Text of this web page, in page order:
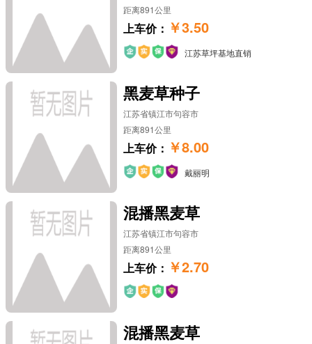
距离891公里
上车价： ￥3.50
江苏草坪基地直销
黑麦草种子
江苏省镇江市句容市
距离891公里
上车价： ￥8.00
戴丽明
混播黑麦草
江苏省镇江市句容市
距离891公里
上车价： ￥2.70
混播黑麦草